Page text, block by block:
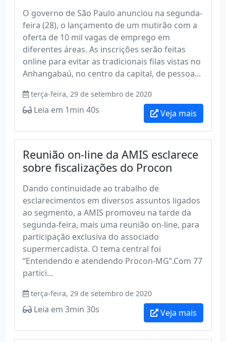
O governo de São Paulo anunciou na segunda-
feira (28), o lançamento de um mutirão com a
oferta de 10 mil vagas de emprego em
diferentes áreas. As inscrições serão feitas
online para evitar as tradicionais filas vistas no
Anhangabaú, no centro da capital, de pessoa...
terça-feira, 29 de setembro de 2020
Leia em 1min 40s Veja mais
Reunião on-line da AMIS esclarece
sobre fiscalizações do Procon
Dando continuidade ao trabalho de
esclarecimentos em diversos assuntos ligados
ao segmento, a AMIS promoveu na tarde da
segunda-feira, mais uma reunião on-line, para
participação exclusiva do associado
supermercadista. O tema central foi
“Entendendo e atendendo Procon-MG”.Com 77
partici...
terça-feira, 29 de setembro de 2020
Leia em 3min 30s Veja mais